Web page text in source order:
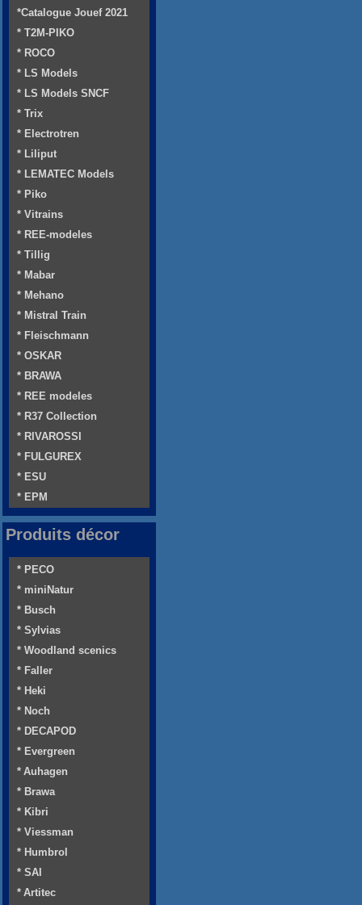
*Catalogue Jouef 2021
* T2M-PIKO
* ROCO
* LS Models
* LS Models SNCF
* Trix
* Electrotren
* Liliput
* LEMATEC Models
* Piko
* Vitrains
* REE-modeles
* Tillig
* Mabar
* Mehano
* Mistral Train
* Fleischmann
* OSKAR
* BRAWA
* REE modeles
* R37 Collection
* RIVAROSSI
* FULGUREX
* ESU
* EPM
Produits décor
* PECO
* miniNatur
* Busch
* Sylvias
* Woodland scenics
* Faller
* Heki
* Noch
* DECAPOD
* Evergreen
* Auhagen
* Brawa
* Kibri
* Viessman
* Humbrol
* SAI
* Artitec